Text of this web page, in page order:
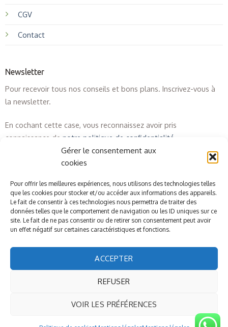
Gérer le consentement aux
cookies
Pour offrir les meilleures expériences, nous utilisons des technologies telles
que les cookies pour stocker et/ou accéder aux informations des appareils.
Le fait de consentir à ces technologies nous permettra de traiter des
données telles que le comportement de navigation ou les ID uniques sur ce
site. Le fait de ne pas consentir ou de retirer son consentement peut avoir
un effet négatif sur certaines caractéristiques et fonctions.
ACCEPTER
REFUSER
VOIR LES PRÉFÉRENCES
CGV
Contact
Newsletter
Pour recevoir tous nos conseils et bons plans. Inscrivez-vous à
la newsletter.
En cochant cette case, vous reconnaissez avoir pris
connaissance de notre politique de confidentialité